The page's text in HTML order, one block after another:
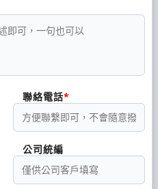
聯絡電話
公司統編